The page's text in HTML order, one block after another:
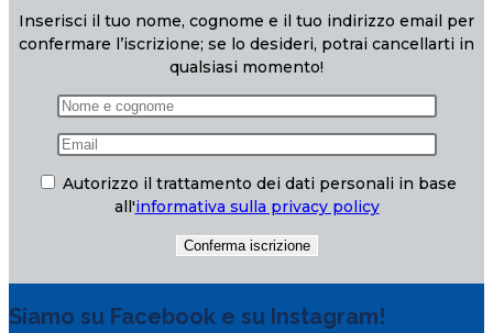
Inserisci il tuo nome, cognome e il tuo indirizzo email per
confermare l’iscrizione; se lo desideri, potrai cancellarti in
qualsiasi momento!
Autorizzo il trattamento dei dati personali in base
all'informativa sulla privacy policy
Siamo su Facebook e su Instagram!